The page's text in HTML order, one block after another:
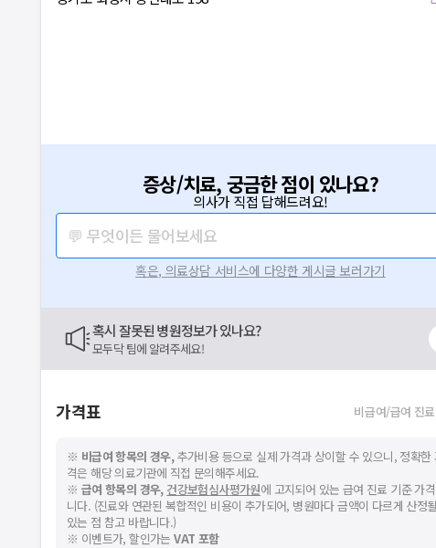
증상/치료, 궁금한 점이 있나요?
의사가 직접 답해드려요!
💬 무엇이든 물어보세요
혹은, 의료상담 서비스에 다양한 게시글 보러가기
혹시 잘못된 병원정보가 있나요?
모두닥 팀에 알려주세요!
가격표 비급여/급여 진
※ 비급여 항목의 경우,추가비용 등으로 실제 가격과 상이할 수 있으니, 정확한
격은 해당 의료기관에 직접 문의해주세요.
※ 급여 항목의 경우, 건강보험심사평가원에 고지되어 있는 급여 진료 기준 가
니다. (진료와 연관된 복합적인 비용이 추가되어, 병원마다 금액이 다르게 산정
있는 점 참고 바랍니다.)
※ 이벤트가, 할인가는VAT 포함